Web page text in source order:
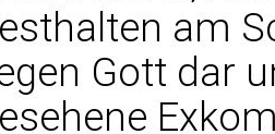
am
Gott dar